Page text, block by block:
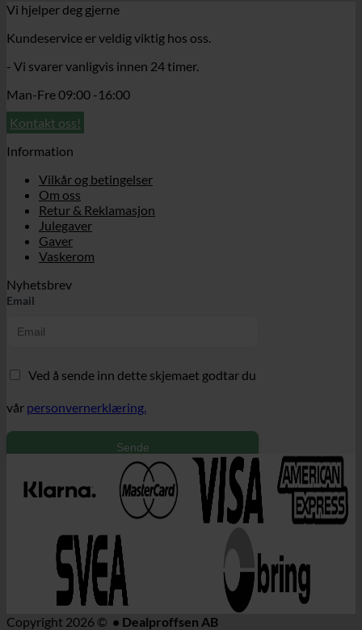
Vi hjelper deg gjerne
Kundeservice er veldig viktig hos oss.
- Vi svarer vanligvis innen 24 timer.
Man-Fre 09:00 -16:00
Kontakt oss!
Information
Vilkår og betingelser
Om oss
Retur & Reklamasjon
Julegaver
Gaver
Vaskerom
Nyhetsbrev
Email
Ved å sende inn dette skjemaet godtar du
vår personvernerklæring.
Sende
Copyright 2026 © • Dealproffsen AB